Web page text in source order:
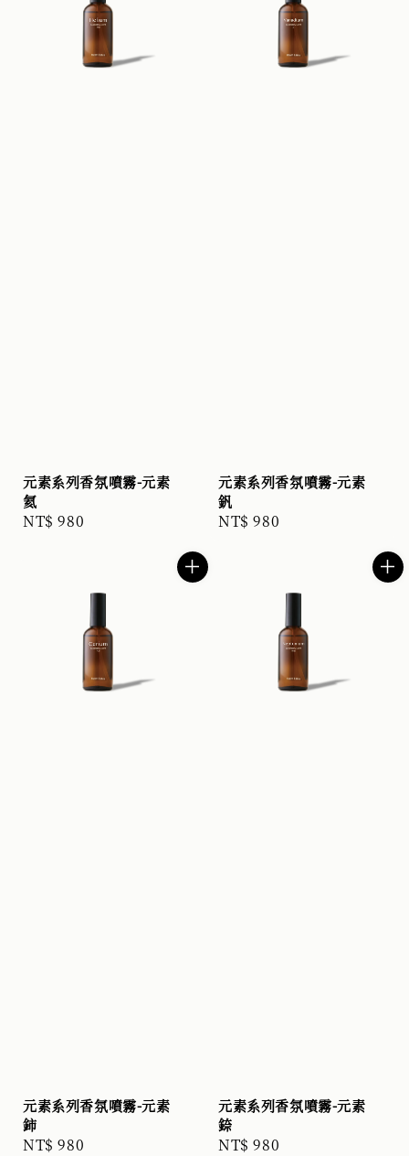
元素系列香氛噴霧-元素
氦
Regular
NT$ 980
元素系列香氛噴霧-元素
釩
Regular
NT$ 980
元素系列香氛噴霧-元素
鈰
Regular
NT$ 980
元素系列香氛噴霧-元素
錼
Regular
NT$ 980